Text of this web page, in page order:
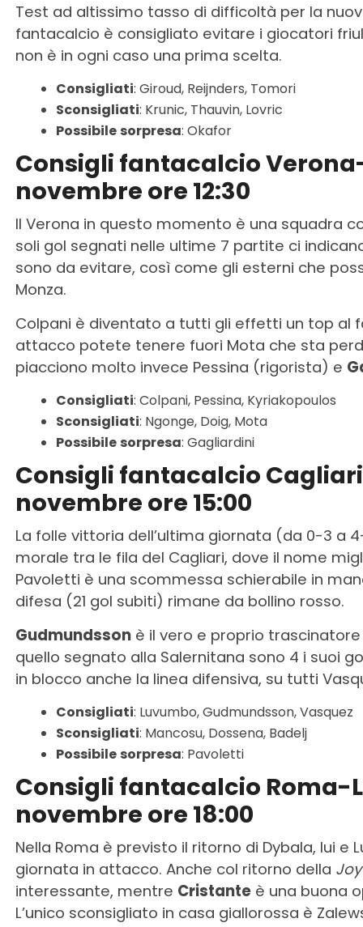
Test ad altissimo tasso di difficoltà per la
fantacalcio è consigliato evitare i giocatori
non è in ogni caso una prima scelta.
Consigliati: Giroud, Reijnders, Tomori
Sconsigliati: Krunic, Thauvin, Lovric
Possibile sorpresa: Okafor
Consigli fantacalcio
novembre ore 12:30
Il Verona in questo momento è una squadra
soli gol segnati nelle ultime 7 partite ci
sono da evitare, così come gli esterni che
Monza.
Colpani è diventato a tutti gli effetti un top al
attacco potete tenere fuori Mota che sta
piacciono molto invece Pessina (rigorista) e
Consigliati: Colpani, Pessina, Kyriakopoulos
Sconsigliati: Ngonge, Doig, Mota
Possibile sorpresa: Gagliardini
Consigli fantacalcio
novembre ore 15:00
La folle vittoria dell’ultima giornata (da 0-3 a
morale tra le fila del Cagliari, dove il nome
Pavoletti è una scommessa schierabile in
difesa (21 gol subiti) rimane da bollino rosso.
Gudmundssonè il vero e proprio
quello segnato alla Salernitana sono 4 i suoi
in blocco anche la linea difensiva, su tutti
Consigliati: Luvumbo, Gudmundsson, Vasquez
Sconsigliati: Mancosu, Dossena, Badelj
Possibile sorpresa: Pavoletti
Consigli fantacalcio Roma-
novembre ore 18:00
Nella Roma è previsto il ritorno di Dybala, lui
giornata in attacco. Anche col ritorno della
interessante, mentre Cristanteè una buona
L’unico sconsigliato in casa giallorossa è